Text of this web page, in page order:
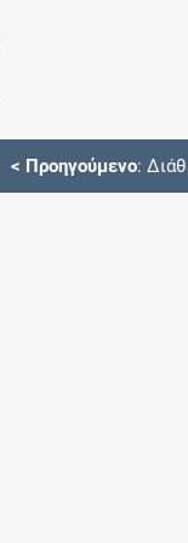
< Προηγούμενο: